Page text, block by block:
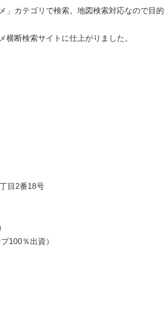
」カテゴリで検索。地図検索対応なので目的
断検索サイトに仕上がりました。
目2番18号
100％出資）